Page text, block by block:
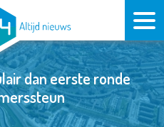
dan eerste ronde